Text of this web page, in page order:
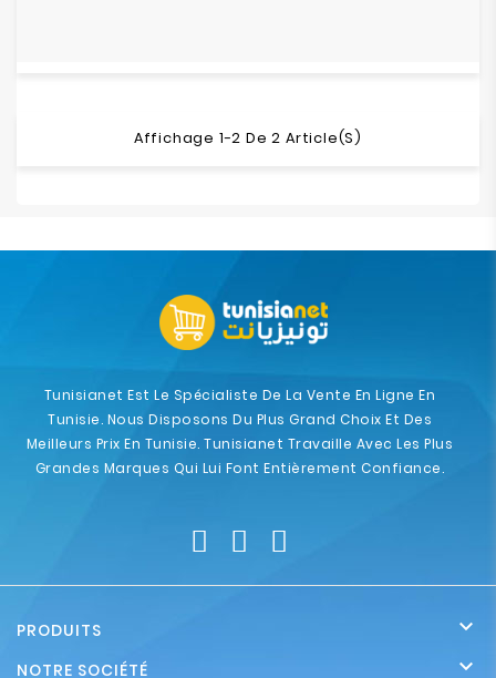
Affichage 1-2 De 2 Article(s)
Tunisianet Est Le Spécialiste De La Vente En Ligne En
Tunisie. Nous Disposons Du Plus Grand Choix Et Des
Meilleurs Prix En Tunisie. Tunisianet Travaille Avec Les Plus
Grandes Marques Qui Lui Font Entièrement Confiance.
PRODUITS 
NOTRE SOCIÉTÉ 